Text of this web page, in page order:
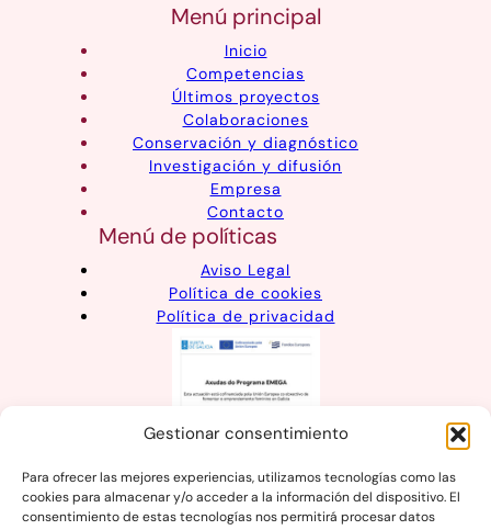
Gestionar consentimiento
Para ofrecer las mejores experiencias, utilizamos tecnologías como las
cookies para almacenar y/o acceder a la información del dispositivo. El
consentimiento de estas tecnologías nos permitirá procesar datos
Menú principal
Inicio
Competencias
Últimos proyectos
Colaboraciones
Conservación y diagnóstico
Investigación y difusión
Empresa
Contacto
Menú de políticas
Aviso Legal
Política de cookies
Política de privacidad